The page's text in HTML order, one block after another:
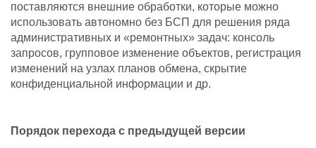
поставляются внешние обработки, которые можно
использовать автономно без БСП для решения ряда
административных и «ремонтных» задач: консоль
запросов, групповое изменение объектов, регистрация
изменений на узлах планов обмена, скрытие
конфиденциальной информации и др.
Порядок перехода с предыдущей версии